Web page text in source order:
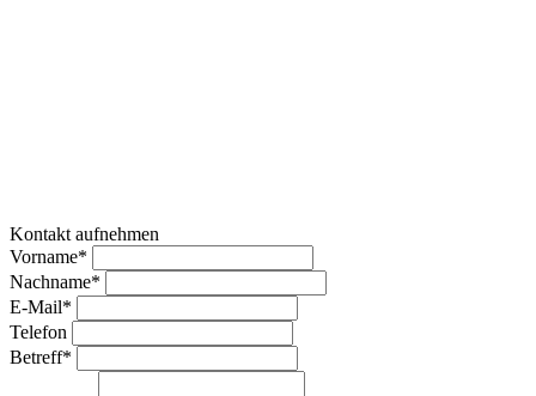
Kontakt aufnehmen
Vorname*
Nachname*
E-Mail*
Telefon
Betreff*